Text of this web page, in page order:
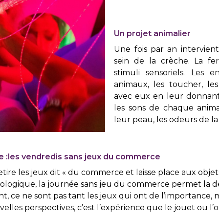
Un projet animalier
Une fois par an
sein de la crèche. La
stimuli sensoriels. Les
animaux, les toucher,
avec eux en leur
les sons de chaque
leur peau, les odeurs de
:les vendredis sans jeux du commerce
les jeux dit « du commerce et laisse place aux
la journée sans jeu du commerce permet la
ce ne sont pas tant les jeux qui ont de l’importance,
perspectives, c’est l’expérience que le jouet ou